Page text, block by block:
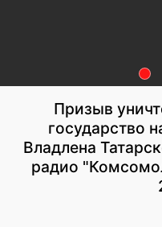
Призыв
государство
Владлена
радио